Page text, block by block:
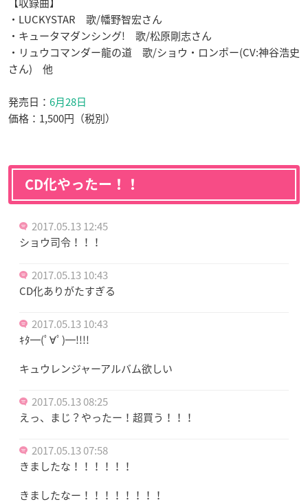
・LUCKYSTAR 歌/幡野智宏さん
・キュータマダンシング! 歌/松原剛志さん
・リュウコマンダー龍の道 歌/ショウ・ロンポー(CV:神谷浩史
さん) 他
発売日： 6月28日
価格：1,500円（税別）
CD化やったー！！
2017.05.13 12:45
ショウ司令！！！
2017.05.13 10:43
CD化ありがたすぎる
2017.05.13 10:43
ｷﾀ━(ﾟ∀ﾟ)━!!!!
キュウレンジャーアルバム欲しい
2017.05.13 08:25
えっ、まじ？やったー！超買う！！！
2017.05.13 07:58
きましたな！！！！！！
きましたなー！！！！！！！！